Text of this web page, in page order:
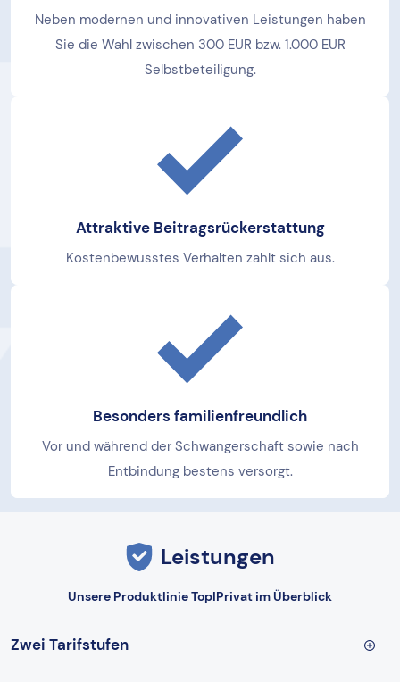
Neben modernen und innovativen Leistungen haben
Sie die Wahl zwischen 300 EUR bzw. 1.000 EUR
Selbstbeteiligung.
Attraktive Beitragsrückerstattung
Kostenbewusstes Verhalten zahlt sich aus.
Besonders familienfreundlich
Vor und während der Schwangerschaft sowie nach
Entbindung bestens versorgt.
Leistungen
Unsere Produktlinie TopIPrivat im Überblick
Zwei Tarifstufen